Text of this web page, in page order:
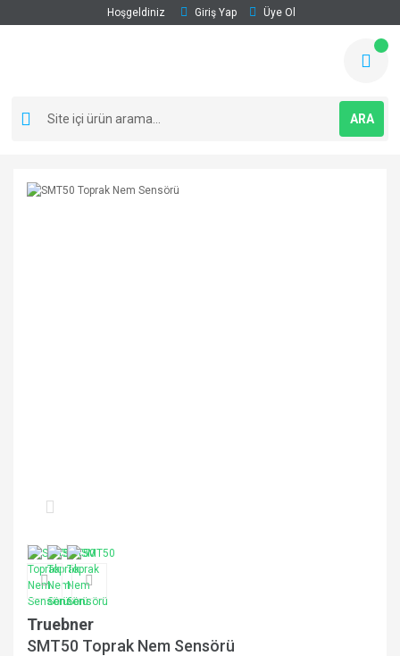
Hoşgeldiniz Giriş Yap Üye Ol
ARA
Truebner
SMT50 Toprak Nem Sensörü